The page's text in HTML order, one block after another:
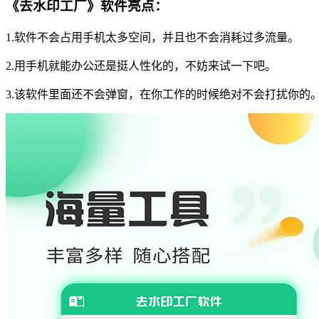
《去水印工厂》软件亮点：
1.软件不会占用手机太多空间，并且也不会消耗过多流量。
2.用手机就能办公还是挺人性化的，不妨来试一下吧。
3.该软件里面还不会弹窗，在你工作的时候绝对不会打扰你的